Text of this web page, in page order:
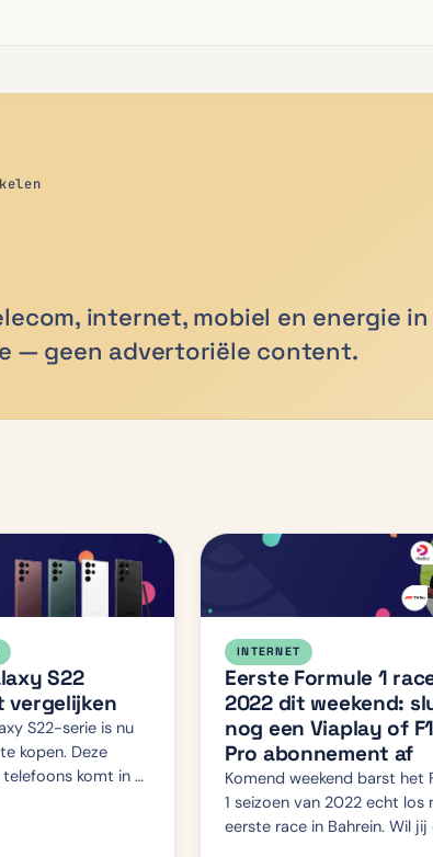
internet, mobiel en energie
— geen advertoriële content.
S22
vergelijken
S22-serie is nu
kopen. Deze
telefoons komt in 3
INTERNET
Eerste Formule 1
2022 dit weekend:
nog een Viaplay of
Pro abonnement af
Komend weekend barst het
1 seizoen van 2022 echt los
eerste race in Bahrein. Wil